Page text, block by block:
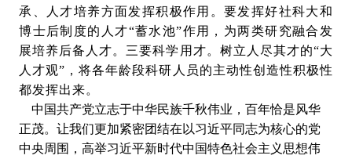
承、人才培养方面发挥积极作用。要发挥好社科大和
博士后制度的人才“蓄水池”作用，为两类研究融合发
展培养后备人才。三要科学用才。树立人尽其才的“大
人才观”，将各年龄段科研人员的主动性创造性积极性
都发挥出来。
中国共产党立志于中华民族千秋伟业，百年恰是风华
正茂。让我们更加紧密团结在以习近平同志为核心的党
中央周围，高举习近平新时代中国特色社会主义思想伟